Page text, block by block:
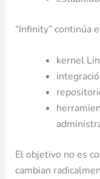
“Infinity” continúa
kernel
El objetivo no es
cambian